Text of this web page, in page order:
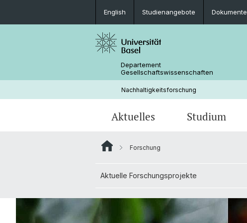
English Studienangebote Dokumente
Departement
Gesellschaftswissenschaften
Nachhaltigkeitsforschung
Aktuelles
News
Studium
Lehrangebot
Doktorierende & Projekte
Aktuelle Forschungsprojekte
Personen
Dokumente
Forschung
Aktuelle Forschungsprojekte